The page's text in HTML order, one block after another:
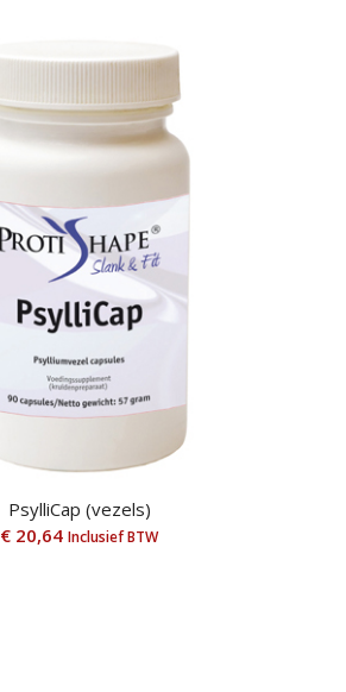
PsylliCap (vezels)
€ 20,64 Inclusief BTW